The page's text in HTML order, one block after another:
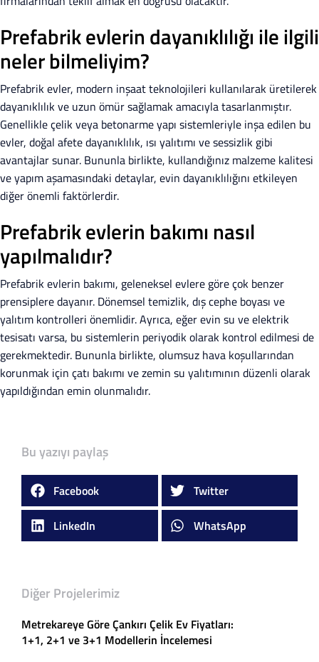
Prefabrik evlerin dayanıklılığı ile ilgili
neler bilmeliyim?
Prefabrik evler, modern inşaat teknolojileri kullanılarak üretilerek
dayanıklılık ve uzun ömür sağlamak amacıyla tasarlanmıştır.
Genellikle çelik veya betonarme yapı sistemleriyle inşa edilen bu
evler, doğal afete dayanıklılık, ısı yalıtımı ve sessizlik gibi
avantajlar sunar. Bununla birlikte, kullandığınız malzeme kalitesi
ve yapım aşamasındaki detaylar, evin dayanıklılığını etkileyen
diğer önemli faktörlerdir.
Prefabrik evlerin bakımı nasıl
yapılmalıdır?
Prefabrik evlerin bakımı, geleneksel evlere göre çok benzer
prensiplere dayanır. Dönemsel temizlik, dış cephe boyası ve
yalıtım kontrolleri önemlidir. Ayrıca, eğer evin su ve elektrik
tesisatı varsa, bu sistemlerin periyodik olarak kontrol edilmesi de
gerekmektedir. Bununla birlikte, olumsuz hava koşullarından
korunmak için çatı bakımı ve zemin su yalıtımının düzenli olarak
yapıldığından emin olunmalıdır.
Bu yazıyı paylaş
Facebook Twitter
LinkedIn WhatsApp
Diğer Projelerimiz
Metrekareye Göre Çankırı Çelik Ev Fiyatları:
1+1, 2+1 ve 3+1 Modellerin İncelemesi